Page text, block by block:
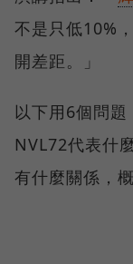
不是只低10%
開差距。」
以下用6個問題
NVL72代表什
有什麼關係，